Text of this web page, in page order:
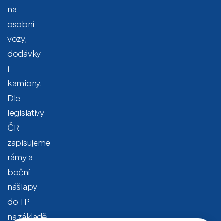
na
osobní
vozy,
dodávky
i
kamiony.
Dle
legislativy
ČR
zapisujeme
rámy a
boční
nášlapy
do TP
na základě